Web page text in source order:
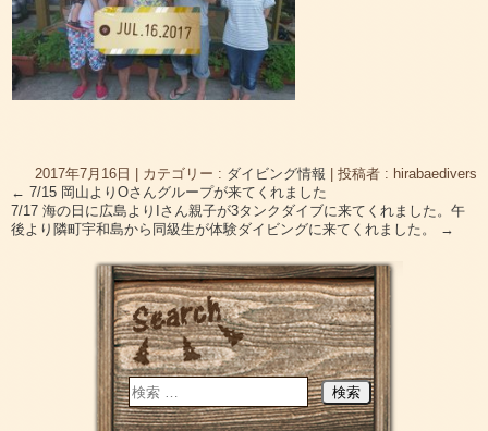
2017年7月16日 カテゴリー : ダイビング情報
投稿者 : hirabaedivers
← 7/15 岡山よりOさんグループが来てくれました
7/17 海の日に広島よりIさん親子が3タンクダイブに来てくれました。午
後より隣町宇和島から同級生が体験ダイビングに来てくれました。
→